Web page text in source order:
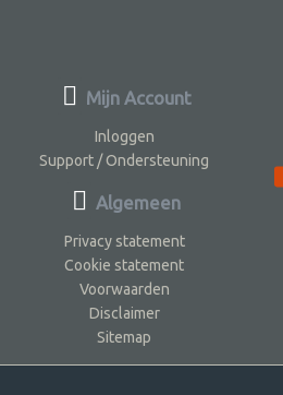
Mijn Account
Inloggen
Support / Ondersteuning
Algemeen
Privacy statement
Cookie statement
Voorwaarden
Disclaimer
Sitemap